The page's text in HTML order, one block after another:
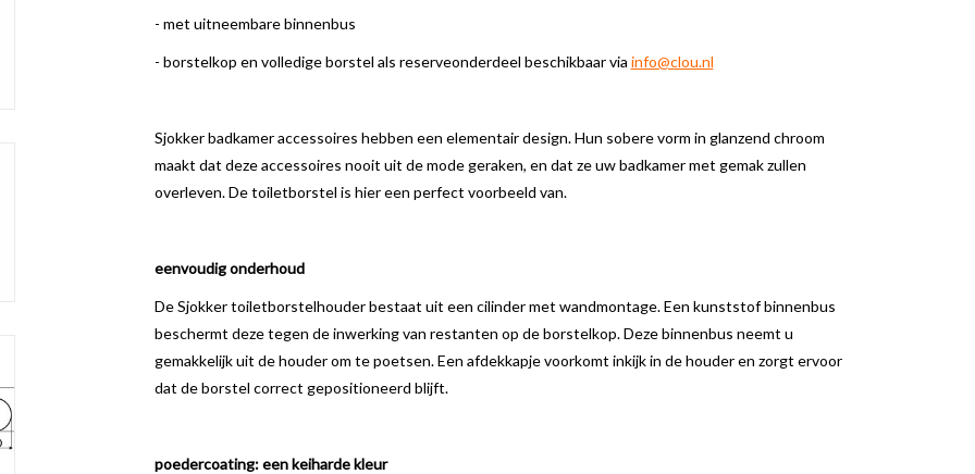
- met uitneembare binnenbus
- borstelkop en volledige borstel als reserveonderdeel beschikbaar via info@clou.nl
Sjokker badkamer accessoires hebben een elementair design. Hun sobere vorm in glanzend chroom
maakt dat deze accessoires nooit uit de mode geraken, en dat ze uw badkamer met gemak zullen
overleven. De toiletborstel is hier een perfect voorbeeld van.
eenvoudig onderhoud
De Sjokker toiletborstelhouderbestaat uit een cilinder met wandmontage. Een kunststof binnenbus
beschermt deze tegen de inwerking van restanten op de borstelkop. Deze binnenbus neemt u
gemakkelijk uit de houder om te poetsen. Een afdekkapje voorkomt inkijk in de houder en zorgt ervoor
dat de borstel correct gepositioneerd blijft.
poedercoating: een keiharde kleur